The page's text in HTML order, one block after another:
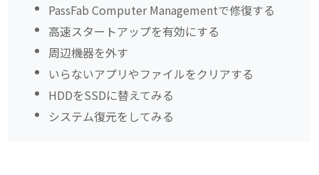
PassFab Computer Managementで修復する
高速スタートアップを有効にする
周辺機器を外す
いらないアプリやファイルをクリアする
HDDをSSDに替えてみる
システム復元をしてみる